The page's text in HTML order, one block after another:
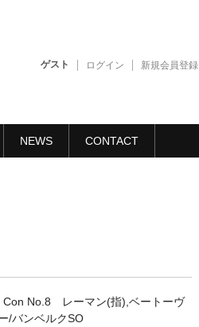
ゲスト ログイン 新規会員登録
NEWS CONTACT
No.8 レーマン(指),ベートーヴ
/バンベルクSO